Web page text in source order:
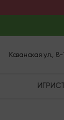
Казанская ул., 8-